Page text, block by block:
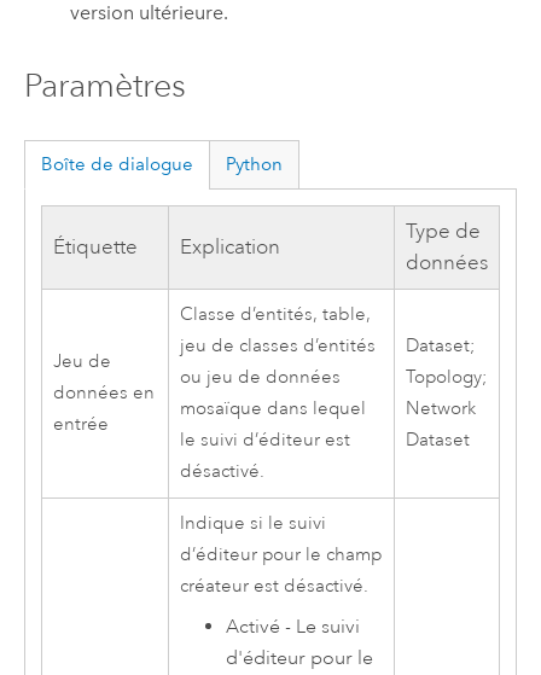
version ultérieure.
Paramètres
Boîte de dialogue Python
Étiquette Explication
Type de
données
Jeu de
données en
entrée
Classe d’entités, table,
jeu de classes d’entités
ou jeu de données
mosaïque dans lequel
le suivi d’éditeur est
désactivé.
Dataset;
Topology;
Network
Dataset
Indique si le suivi
d’éditeur pour le champ
créateur est désactivé.
Activé - Le suivi
d'éditeur pour le